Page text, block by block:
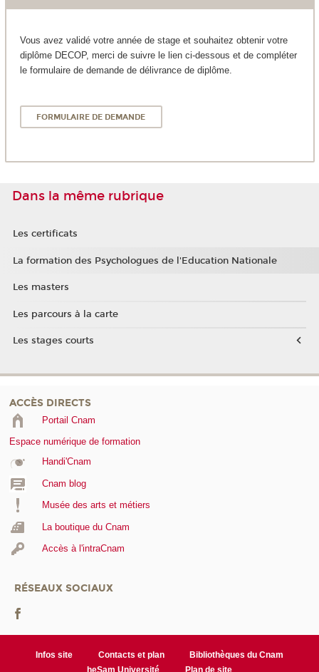
Vous avez validé votre année de stage et souhaitez obtenir votre
diplôme DECOP, merci de suivre le lien ci-dessous et de compléter
le formulaire de demande de délivrance de diplôme.
FORMULAIRE DE DEMANDE
Dans la même rubrique
Les certificats
La formation des Psychologues de l'Education Nationale
Les masters
Les parcours à la carte
Les stages courts
ACCÈS DIRECTS
Portail Cnam
Espace numérique de formation
Handi'Cnam
Cnam blog
Musée des arts et métiers
La boutique du Cnam
Accès à l'intraCnam
RÉSEAUX SOCIAUX
Infos site Contacts et plan
Bibliothèques du Cnam
heSam Université
Plan de site